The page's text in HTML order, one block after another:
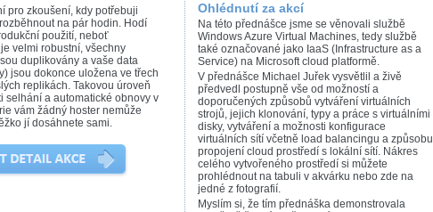
pro zkoušení, kdy potřebuji
na pár hodin. Hodí
použití, neboť
velmi robustní, všechny
duplikovány a vaše data
jsou dokonce uložena ve třech
replikách. Takovou úroveň
selhání a automatické obnovy v
vám žádný hoster nemůže
jí dosáhnete sami.
Ohlédnutí za akcí
Na této přednášce jsme se věnovali službě
Windows Azure Virtual Machines, tedy službě
také označované jako IaaS (Infrastructure as a
Service) na Microsoft cloud platformě.
V přednášce Michael Juřek vysvětlil a živě
předvedl postupně vše od možností a
doporučených způsobů vytváření virtuálních
strojů, jejich klonování, typy a práce s virtuálními
disky, vytváření a možnosti konfigurace
virtuálních sítí včetně load balancingu a způsobu
propojení cloud prostředí s lokální sítí. Nákres
celého vytvořeného prostředí si můžete
prohlédnout na tabuli v akvárku nebo zde na
jedné z fotografií.
Myslím si, že tím přednáška demonstrovala